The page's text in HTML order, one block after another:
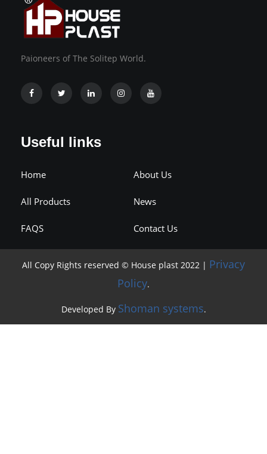
Paioneers of The Solitep World.
Useful links
Home About Us
All Products News
FAQS Contact Us
All Copy Rights reserved © House plast 2022 | Privacy
Policy.
Developed By Shoman systems.